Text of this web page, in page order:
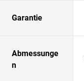
Garantie
Abmessunge
n